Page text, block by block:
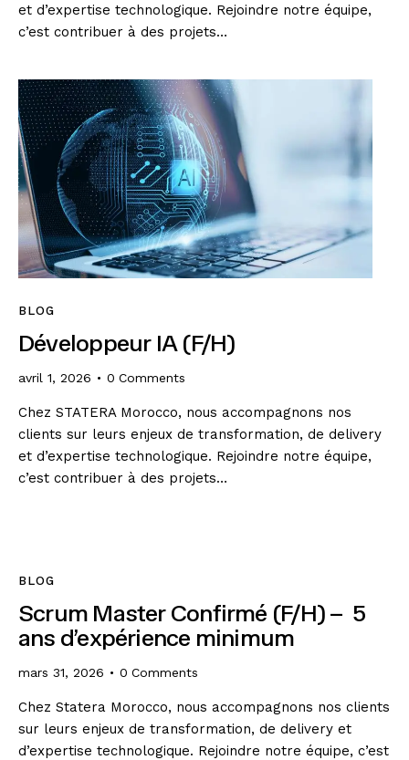
et d’expertise technologique. Rejoindre notre équipe,
c’est contribuer à des projets…
BLOG
Développeur IA (F/H)
avril 1, 2026 0 Comments
Chez STATERA Morocco, nous accompagnons nos
clients sur leurs enjeux de transformation, de delivery
et d’expertise technologique. Rejoindre notre équipe,
c’est contribuer à des projets…
BLOG
Scrum Master Confirmé (F/H) – 5
ans d’expérience minimum
mars 31, 2026 0 Comments
Chez Statera Morocco, nous accompagnons nos clients
sur leurs enjeux de transformation, de delivery et
d’expertise technologique. Rejoindre notre équipe, c’est